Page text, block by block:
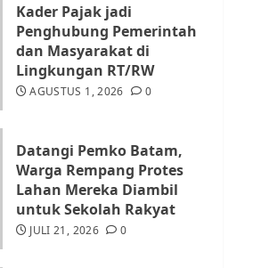
Kader Pajak jadi
Penghubung Pemerintah
dan Masyarakat di
Lingkungan RT/RW
AGUSTUS 1, 2026 0
Datangi Pemko Batam,
Warga Rempang Protes
Lahan Mereka Diambil
untuk Sekolah Rakyat
JULI 21, 2026 0